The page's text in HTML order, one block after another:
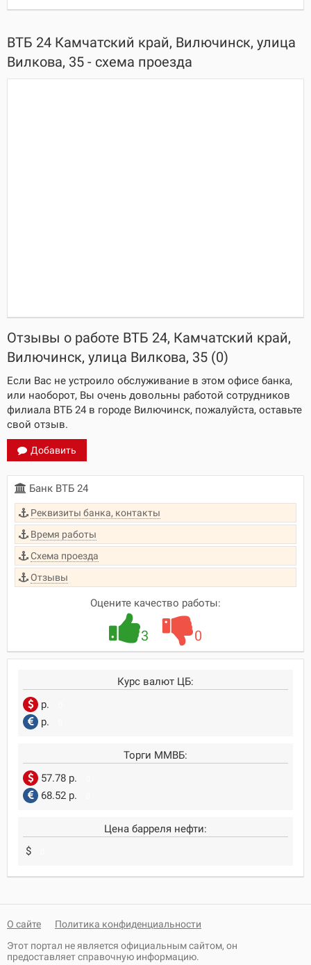
ВТБ 24 Камчатский край, Вилючинск, улица
Вилкова, 35 - схема проезда
Отзывы о работе ВТБ 24, Камчатский край,
Вилючинск, улица Вилкова, 35 (0)
Если Вас не устроило обслуживание в этом офисе банка,
или наоборот, Вы очень довольны работой сотрудников
филиала ВТБ 24 в городе Вилючинск, пожалуйста, оставьте
свой отзыв.
Добавить
Банк ВТБ 24
Реквизиты банка, контакты
Время работы
Схема проезда
Отзывы
Оцените качество работы:
3 0
Курс валют ЦБ:
р.
р.
Торги ММВБ:
57.78 р.
68.52 р.
Цена барреля нефти:
$
О сайте
Политика конфиденциальности
Этот портал не является официальным сайтом, он
предоставляет справочную информацию.